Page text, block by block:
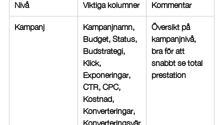
Nivå Viktiga kolumner Kommentar
Kampanj
Kampanjnamn,
Budget, Status,
Budstrategi,
Klick,
Exponeringar,
CTR, CPC,
Kostnad,
Konverteringar,
Konverteringsvär
Översikt på
kampanjnivå,
bra för att
snabbt se total
prestation